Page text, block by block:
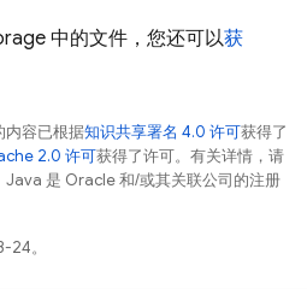
中的文件，您还可以获
内容已根据知识共享署名 4.0 许可获得了
2.0 许可获得了许可。有关详情，请
Java 是 Oracle 和/或其关联公司的注册
24。